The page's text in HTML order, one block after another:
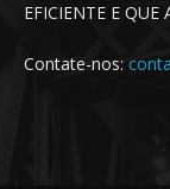
EFICIENTE E QUE
Contate-nos: